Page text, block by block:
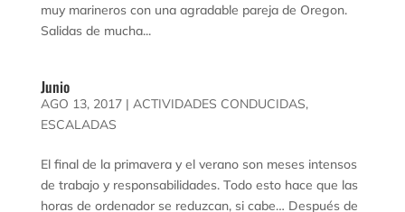
muy marineros con una agradable pareja de Oregon.
Salidas de mucha...
Junio
AGO 13, 2017| ACTIVIDADES CONDUCIDAS,
ESCALADAS
El final de la primavera y el verano son meses intensos
de trabajo y responsabilidades. Todo esto hace que las
horas de ordenador se reduzcan, si cabe… Después de